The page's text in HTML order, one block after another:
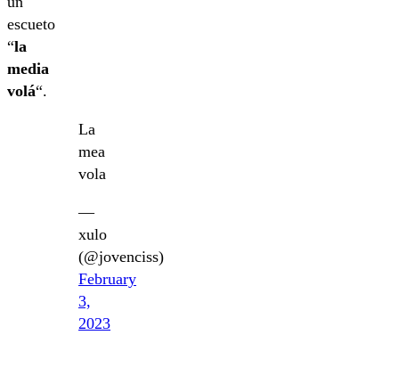
escueto
“la
media
volá“.
La
mea
vola
—
xulo
(@jovenciss)
February
3,
2023